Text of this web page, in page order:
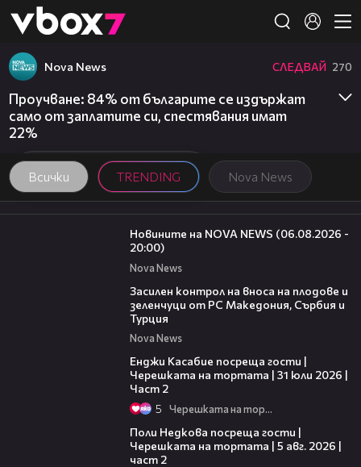
👾
Всички TRENDING Nova News
Nova News СЛЕДВАЙ 270
Проучване: 84% от българите се издържат
само от заплатите си, спестявания имат
22%
23:12
Новините на NOVA NEWS (06.08.2026 -
20:00)
Nova News
Засилен контрол на вноса на плодове и
зеленчуци от РС Македония, Сърбия и
Турция
Nova News
Енджи Касабие посреща гости |
Черешката на тортата | 31 юли 2026 |
Част 2
5 Черешката на тортата
Поли Недкова посреща гости |
Черешката на тортата | 5 авг. 2026 |
част 2